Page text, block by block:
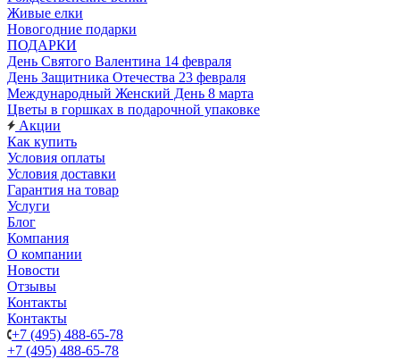
Живые елки
Новогодние подарки
ПОДАРКИ
День Святого Валентина 14 февраля
День Защитника Отечества 23 февраля
Международный Женский День 8 марта
Цветы в горшках в подарочной упаковке
Акции
Как купить
Условия оплаты
Условия доставки
Гарантия на товар
Услуги
Блог
Компания
О компании
Новости
Отзывы
Контакты
Контакты
+7 (495) 488-65-78
+7 (495) 488-65-78